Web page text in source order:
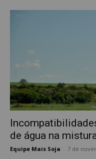
de água na
Equipe Mais Soja 7 de